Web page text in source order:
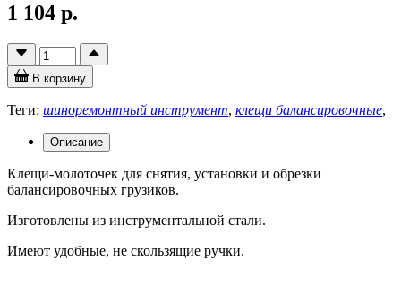
1 104 р.
В корзину
Теги: шиноремонтный инструмент, клещи балансировочные,
Описание
Клещи-молоточек для снятия, установки и обрезки
балансировочных грузиков.
Изготовлены из инструментальной стали.
Имеют удобные, не скользящие ручки.